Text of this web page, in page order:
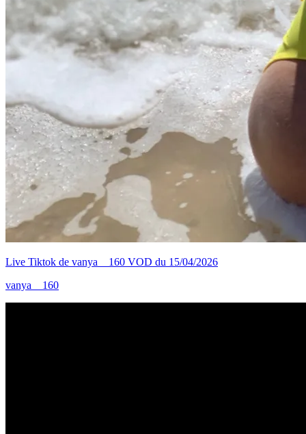
Live Tiktok de vanya__160 VOD du 15/04/2026
vanya__160